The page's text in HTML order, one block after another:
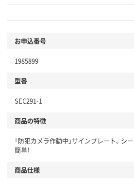
お申込番号
1985899
型番
SEC291-1
商品の特徴
「防犯カメラ作動中」サインプレート。シ
簡単！
商品仕様